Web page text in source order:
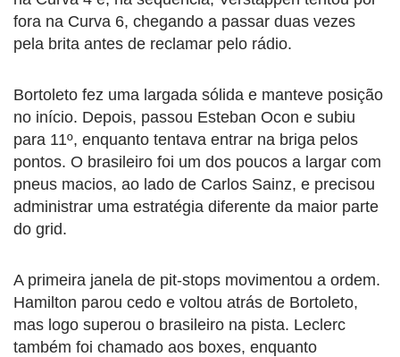
fora na Curva 6, chegando a passar duas vezes
pela brita antes de reclamar pelo rádio.
Bortoleto fez uma largada sólida e manteve posição
no início. Depois, passou Esteban Ocon e subiu
para 11º, enquanto tentava entrar na briga pelos
pontos. O brasileiro foi um dos poucos a largar com
pneus macios, ao lado de Carlos Sainz, e precisou
administrar uma estratégia diferente da maior parte
do grid.
A primeira janela de pit-stops movimentou a ordem.
Hamilton parou cedo e voltou atrás de Bortoleto,
mas logo superou o brasileiro na pista. Leclerc
também foi chamado aos boxes, enquanto